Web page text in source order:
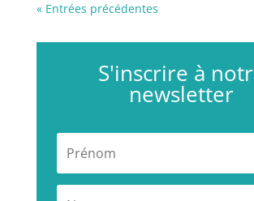
« Entrées précédentes
S'inscrire à
newsletter